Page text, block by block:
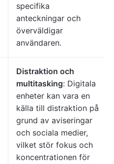
specifika
anteckningar och
överväldigar
användaren.
Distraktion och
multitasking: Digitala
enheter kan vara en
källa till distraktion på
grund av aviseringar
och sociala medier,
vilket stör fokus och
koncentrationen för